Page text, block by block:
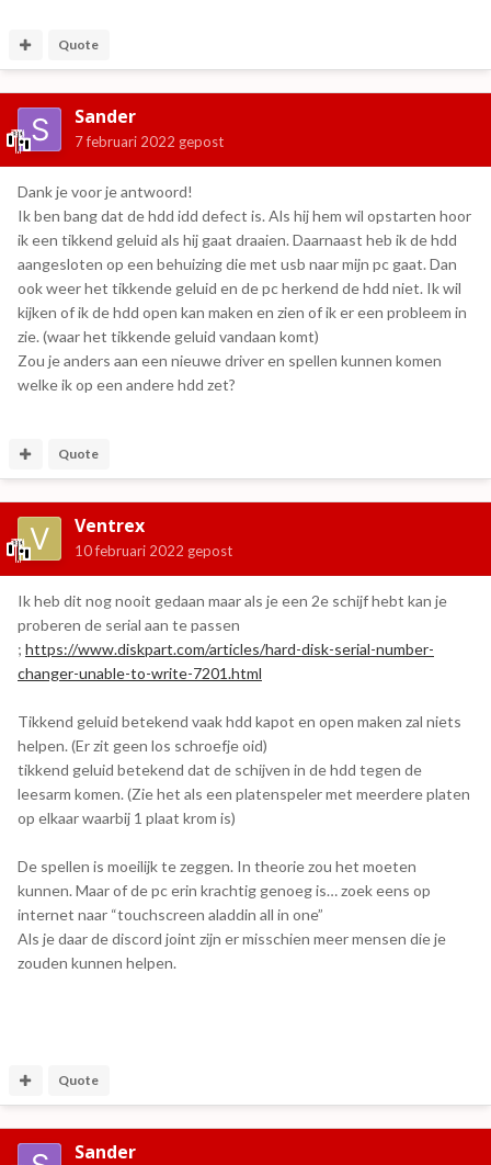
Quote
Sander
7 februari 2022 gepost
Dank je voor je antwoord!
Ik ben bang dat de hdd idd defect is. Als hij hem wil opstarten hoor
ik een tikkend geluid als hij gaat draaien. Daarnaast heb ik de hdd
aangesloten op een behuizing die met usb naar mijn pc gaat. Dan
ook weer het tikkende geluid en de pc herkend de hdd niet. Ik wil
kijken of ik de hdd open kan maken en zien of ik er een probleem in
zie. (waar het tikkende geluid vandaan komt)
Zou je anders aan een nieuwe driver en spellen kunnen komen
welke ik op een andere hdd zet?
Quote
Ventrex
10 februari 2022 gepost
Ik heb dit nog nooit gedaan maar als je een 2e schijf hebt kan je
proberen de serial aan te passen
; https://www.diskpart.com/articles/hard-disk-serial-number-
changer-unable-to-write-7201.html
Tikkend geluid betekend vaak hdd kapot en open maken zal niets
helpen. (Er zit geen los schroefje oid)
tikkend geluid betekend dat de schijven in de hdd tegen de
leesarm komen. (Zie het als een platenspeler met meerdere platen
op elkaar waarbij 1 plaat krom is)
De spellen is moeilijk te zeggen. In theorie zou het moeten
kunnen. Maar of de pc erin krachtig genoeg is… zoek eens op
internet naar “touchscreen aladdin all in one”
Als je daar de discord joint zijn er misschien meer mensen die je
zouden kunnen helpen.
Quote
Sander